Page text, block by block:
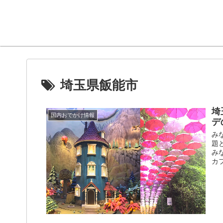
埼玉県飯能市
国内おでかけ情報
埼
デ
み
題
み
カ